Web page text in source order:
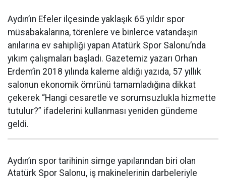
Aydın’ın Efeler ilçesinde yaklaşık 65 yıldır spor
müsabakalarına, törenlere ve binlerce vatandaşın
anılarına ev sahipliği yapan Atatürk Spor Salonu’nda
yıkım çalışmaları başladı. Gazetemiz yazarı Orhan
Erdem’in 2018 yılında kaleme aldığı yazıda, 57 yıllık
salonun ekonomik ömrünü tamamladığına dikkat
çekerek “Hangi cesaretle ve sorumsuzlukla hizmette
tutulur?” ifadelerini kullanması yeniden gündeme
geldi.
Aydın’ın spor tarihinin simge yapılarından biri olan
Atatürk Spor Salonu, iş makinelerinin darbeleriyle